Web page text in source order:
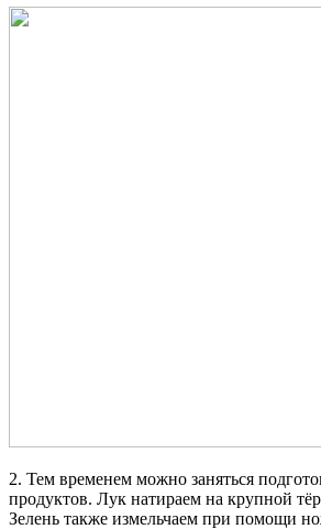
2. Тем временем можно заняться
продуктов. Лук натираем на крупной
Зелень также измельчаем при помощи